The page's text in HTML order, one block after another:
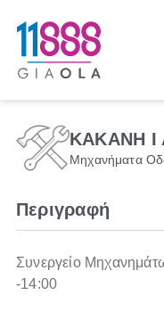
ΚΑΚΑΝΗ Ι
Μηχανήματα
Περιγραφή
Συνεργείο
-14:00